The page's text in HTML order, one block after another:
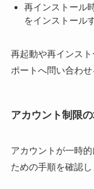
再インストール
をインストール
再起動や再インス
ポートへ問い合わせ
アカウント制限
アカウントが一時
ための手順を確認し